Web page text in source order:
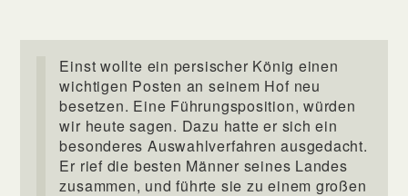
Einst wollte ein persischer König einen
wichtigen Posten an seinem Hof neu
besetzen. Eine Führungsposition, würden
wir heute sagen. Dazu hatte er sich ein
besonderes Auswahlverfahren ausgedacht.
Er rief die besten Männer seines Landes
zusammen, und führte sie zu einem großen